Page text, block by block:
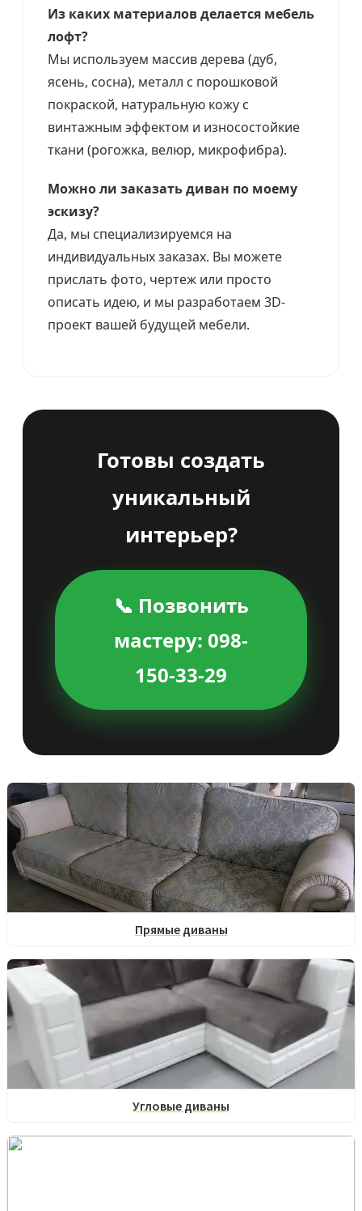
Из каких материалов делается мебель
лофт?
Мы используем массив дерева (дуб,
ясень, сосна), металл с порошковой
покраской, натуральную кожу с
винтажным эффектом и износостойкие
ткани (рогожка, велюр, микрофибра).
Можно ли заказать диван по моему
эскизу?
Да, мы специализируемся на
индивидуальных заказах. Вы можете
прислать фото, чертеж или просто
описать идею, и мы разработаем 3D-
проект вашей будущей мебели.
Готовы создать
уникальный
интерьер?
📞 Позвонить
мастеру: 098-
150-33-29
Прямые диваны
Угловые диваны